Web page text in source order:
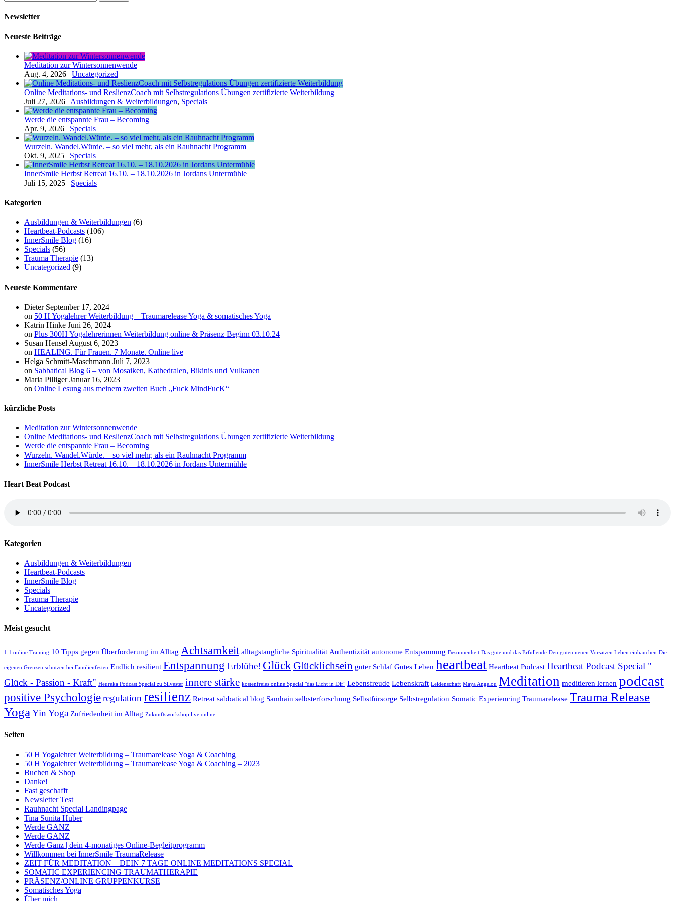
nach:
Newsletter
Neueste Beiträge
Meditation zur Wintersonnenwende
Aug. 4, 2026 | Uncategorized
Online Meditations- und ReslienzCoach mit Selbstregulations Übungen zertifizierte Weiterbildung
Juli 27, 2026 | Ausbildungen & Weiterbildungen, Specials
Werde die entspannte Frau – Becoming
Apr. 9, 2026 | Specials
Wurzeln. Wandel.Würde. – so viel mehr, als ein Rauhnacht Programm
Okt. 9, 2025 | Specials
InnerSmile Herbst Retreat 16.10. – 18.10.2026 in Jordans Untermühle
Juli 15, 2025 | Specials
Kategorien
Ausbildungen & Weiterbildungen (6)
Heartbeat-Podcasts (106)
InnerSmile Blog (16)
Specials (56)
Trauma Therapie (13)
Uncategorized (9)
Neueste Kommentare
Dieter September 17, 2024
on 50 H Yogalehrer Weiterbildung – Traumarelease Yoga & somatisches Yoga
Katrin Hinke Juni 26, 2024
on Plus 300H Yogalehrerinnen Weiterbildung online & Präsenz Beginn 03.10.24
Susan Hensel August 6, 2023
on HEALING. Für Frauen. 7 Monate. Online live
Helga Schmitt-Maschmann Juli 7, 2023
on Sabbatical Blog 6 – von Mosaiken, Kathedralen, Bikinis und Vulkanen
Maria Pilliger Januar 16, 2023
on Online Lesung aus meinem zweiten Buch „Fuck MindFucK“
kürzliche Posts
Meditation zur Wintersonnenwende
Online Meditations- und ReslienzCoach mit Selbstregulations Übungen zertifizierte Weiterbildung
Werde die entspannte Frau – Becoming
Wurzeln. Wandel.Würde. – so viel mehr, als ein Rauhnacht Programm
InnerSmile Herbst Retreat 16.10. – 18.10.2026 in Jordans Untermühle
Heart Beat Podcast
Kategorien
Ausbildungen & Weiterbildungen
Heartbeat-Podcasts
InnerSmile Blog
Specials
Trauma Therapie
Uncategorized
Meist gesucht
1:1 online Training 10 Tipps gegen Überforderung im Alltag Achtsamkeit alltagstaugliche Spiritualität Authentizität autonome Entspannung Besonnenheit Das gute und das Erfüllende Den guten neuen Vorsätzen Leben einhauchen Die
eigenen Grenzen schützen bei Familienfesten Endlich resilient Entspannung Erblühe! Glück Glücklichsein guter Schlaf Gutes Leben heartbeat Heartbeat Podcast Heartbeat Podcast Special "
Glück - Passion - Kraft" Heureka Podcast Special zu Silvester innere stärke kostenfreies online Special "das Licht in Dir" Lebensfreude Lebenskraft Leidenschaft Maya Angelou Meditation meditieren lernen podcast
positive Psychologieregulation resilienz Retreat sabbatical blog Samhain selbsterforschung Selbstfürsorge Selbstregulation Somatic Experiencing Traumarelease Trauma Release
Yoga Yin Yoga Zufriedenheit im Alltag Zukunftsworkshop live online
Seiten
50 H Yogalehrer Weiterbildung – Traumarelease Yoga & Coaching
50 H Yogalehrer Weiterbildung – Traumarelease Yoga & Coaching – 2023
Buchen & Shop
Danke!
Fast geschafft
Newsletter Test
Rauhnacht Special Landingpage
Tina Sunita Huber
Werde GANZ
Werde GANZ
Werde Ganz | dein 4-monatiges Online-Begleitprogramm
Willkommen bei InnerSmile TraumaRelease
ZEIT FÜR MEDITATION – DEIN 7 TAGE ONLINE MEDITATIONS SPECIAL
SOMATIC EXPERIENCING TRAUMATHERAPIE
PRÄSENZ/ONLINE GRUPPENKURSE
Somatisches Yoga
Über mich